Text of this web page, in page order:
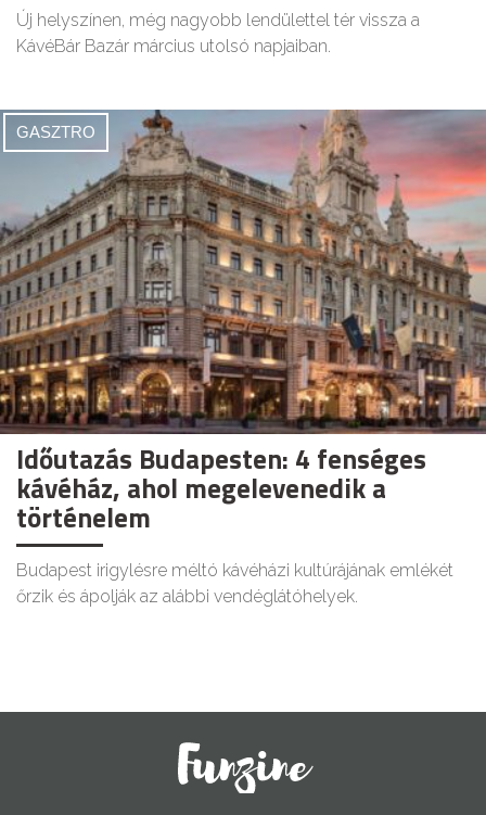
Új helyszínen, még nagyobb lendülettel tér vissza a
KávéBár Bazár március utolsó napjaiban.
GASZTRO
Időutazás Budapesten: 4 fenséges
kávéház, ahol megelevenedik a
történelem
Budapest irigylésre méltó kávéházi kultúrájának emlékét
őrzik és ápolják az alábbi vendéglátóhelyek.